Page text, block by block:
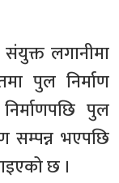
लगानीमा
पुल निर्माण
पुल
सम्पन्न भएपछि
छ ।